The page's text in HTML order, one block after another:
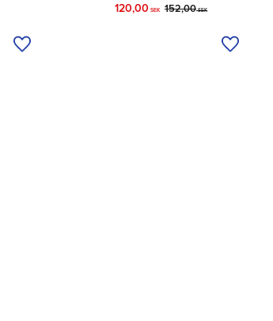
Tilføj til ønskeliste
120,00 SEK 152,00SEK
Tilføj til